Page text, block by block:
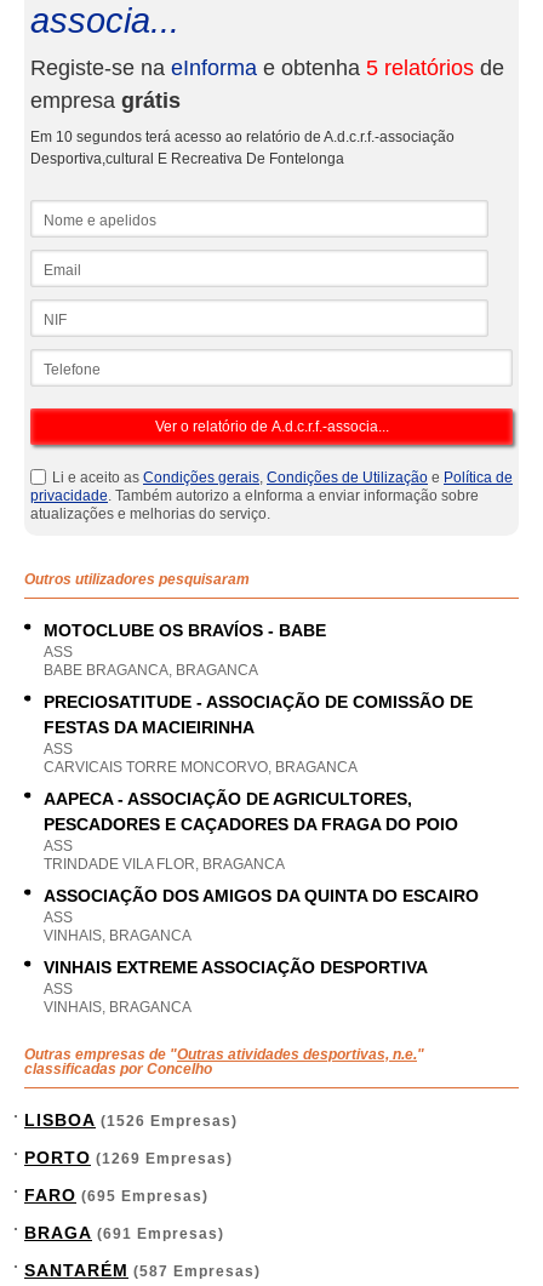
associa...
Registe-se na eInforma e obtenha 5 relatórios de
empresa grátis
Em 10 segundos terá acesso ao relatório de A.d.c.r.f.-associação
Desportiva,cultural E Recreativa De Fontelonga
Li e aceito as Condições gerais, Condições de Utilização e Política de
privacidade. Também autorizo a eInforma a enviar informação sobre
atualizações e melhorias do serviço.
Outros utilizadores pesquisaram
MOTOCLUBE OS BRAVÍOS - BABE
ASS
BABE BRAGANCA, BRAGANCA
PRECIOSATITUDE - ASSOCIAÇÃO DE COMISSÃO DE
FESTAS DA MACIEIRINHA
ASS
CARVICAIS TORRE MONCORVO, BRAGANCA
AAPECA - ASSOCIAÇÃO DE AGRICULTORES,
PESCADORES E CAÇADORES DA FRAGA DO POIO
ASS
TRINDADE VILA FLOR, BRAGANCA
ASSOCIAÇÃO DOS AMIGOS DA QUINTA DO ESCAIRO
ASS
VINHAIS, BRAGANCA
VINHAIS EXTREME ASSOCIAÇÃO DESPORTIVA
ASS
VINHAIS, BRAGANCA
Outras empresas de "Outras atividades desportivas, n.e."
classificadas por Concelho
LISBOA (1526 Empresas)
PORTO (1269 Empresas)
FARO (695 Empresas)
BRAGA (691 Empresas)
SANTARÉM (587 Empresas)